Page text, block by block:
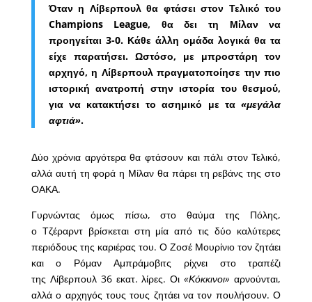
Όταν η Λίβερπουλ θα φτάσει στον Τελικό του
Champions League, θα δει τη Μίλαν να
προηγείται 3-0. Κάθε άλλη ομάδα λογικά θα τα
είχε παρατήσει. Ωστόσο, με μπροστάρη τον
αρχηγό, η Λίβερπουλ πραγματοποίησε την πιο
ιστορική ανατροπή στην ιστορία του θεσμού,
για να κατακτήσει το ασημικό με τα«μεγάλα
αφτιά».
Δύο χρόνια αργότερα θα φτάσουν και πάλι στον Τελικό,
αλλά αυτή τη φορά η Μίλαν θα πάρει τη ρεβάνς της στο
ΟΑΚΑ.
Γυρνώντας όμως πίσω, στο θαύμα της Πόλης,
ο Τζέραρντ βρίσκεται στη μία από τις δύο καλύτερες
περιόδους της καριέρας του. Ο Ζοσέ Μουρίνιο τον ζητάει
και ο Ρόμαν Αμπράμοβιτς ρίχνει στο τραπέζι
της Λίβερπουλ 36 εκατ. λίρες. Οι«Κόκκινοι»αρνούνται,
αλλά ο αρχηγός τους τους ζητάει να τον πουλήσουν. Ο